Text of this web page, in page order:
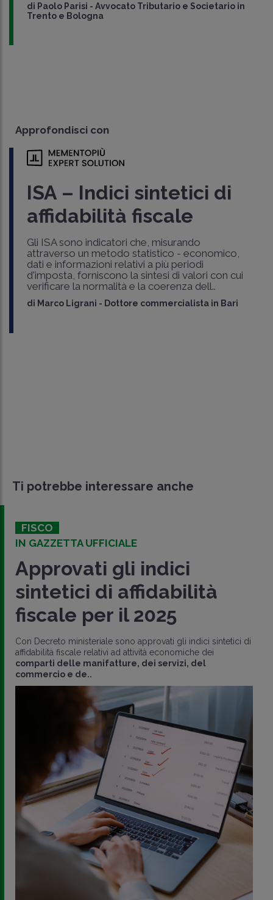
di Paolo Parisi - Avvocato Tributario e Societario in
Trento e Bologna
Approfondisci con
ISA – Indici sintetici di
affidabilità fiscale
Gli ISA sono indicatori che, misurando
attraverso un metodo statistico - economico,
dati e informazioni relativi a più periodi
d'imposta, forniscono la sintesi di valori con cui
verificare la normalità e la coerenza dell..
di Marco Ligrani - Dottore commercialista in Bari
Ti potrebbe interessare anche
FISCO
IN GAZZETTA UFFICIALE
Approvati gli indici
sintetici di affidabilità
fiscale per il 2025
Con Decreto ministeriale sono approvati gli indici sintetici di
affidabilità fiscale relativi ad attività economiche dei
comparti delle manifatture, dei servizi, del
commercio e de..